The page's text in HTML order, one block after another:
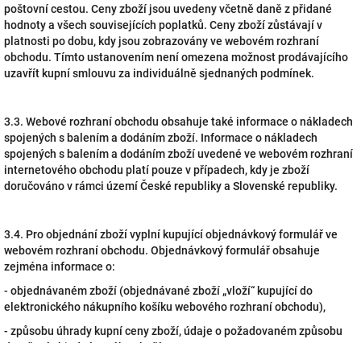
poštovní cestou. Ceny zboží jsou uvedeny včetně daně z přidané
hodnoty a všech souvisejících poplatků. Ceny zboží zůstávají v
platnosti po dobu, kdy jsou zobrazovány ve webovém rozhraní
obchodu. Tímto ustanovením není omezena možnost prodávajícího
uzavřít kupní smlouvu za individuálně sjednaných podmínek.
3.3. Webové rozhraní obchodu obsahuje také informace o nákladech
spojených s balením a dodáním zboží. Informace o nákladech
spojených s balením a dodáním zboží uvedené ve webovém rozhraní
internetového obchodu platí pouze v případech, kdy je zboží
doručováno v rámci území České republiky a Slovenské republiky.
3.4. Pro objednání zboží vyplní kupující objednávkový formulář ve
webovém rozhraní obchodu. Objednávkový formulář obsahuje
zejména informace o:
- objednávaném zboží (objednávané zboží „vloží“ kupující do
elektronického nákupního košíku webového rozhraní obchodu),
- způsobu úhrady kupní ceny zboží, údaje o požadovaném způsobu